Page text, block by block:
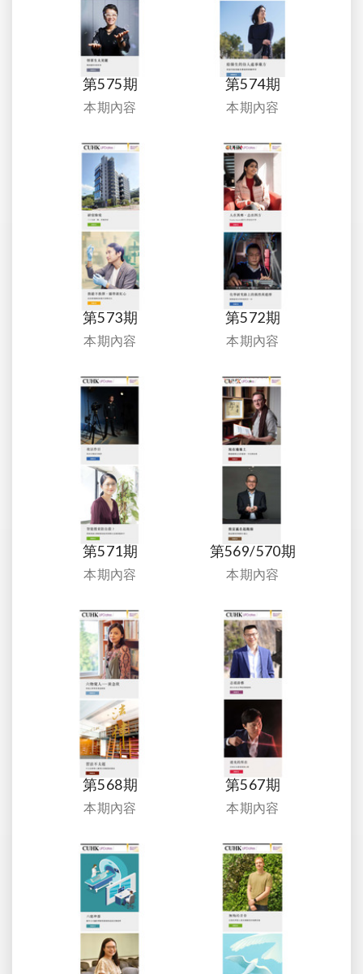
第575期
本期內容
第574期
本期內容
第573期
本期內容
第572期
本期內容
第571期
本期內容
第569/570期
本期內容
第568期
本期內容
第567期
本期內容